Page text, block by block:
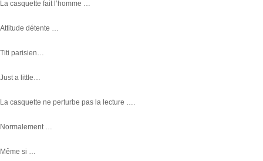
La casquette fait l’homme …
Attitude détente …
Titi parisien…
Just a little…
La casquette ne perturbe pas la lecture ….
Normalement …
Même si …